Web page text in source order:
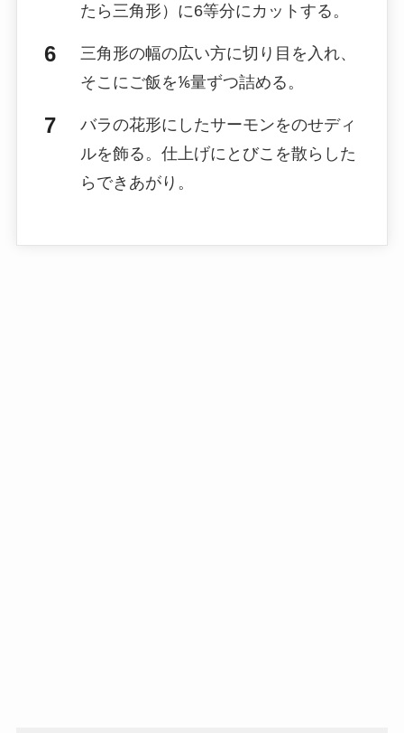
たら三角形）に6等分にカットする。
三角形の幅の広い方に切り目を入れ、
そこにご飯を⅙量ずつ詰める。
バラの花形にしたサーモンをのせディ
ルを飾る。仕上げにとびこを散らした
らできあがり。